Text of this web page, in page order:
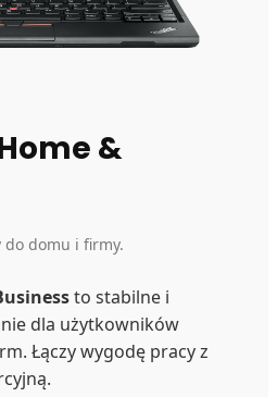
&
do domu i firmy.
to stabilne i
dla użytkowników
Łączy wygodę pracy z